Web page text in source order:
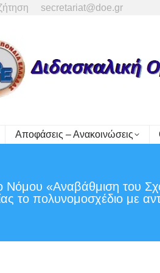
secretariat@doe.gr
Αποφάσεις – Ανακοινώσεις
Νόμου «Αναβάθμιση του
το πολυνομοσχέδιο με